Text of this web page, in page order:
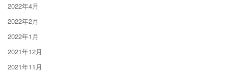
2022年4月
2022年2月
2022年1月
2021年12月
2021年11月